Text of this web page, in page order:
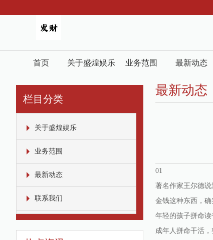
首页 关于盛煌娱乐 业务范围 最新动态
栏目分类
关于盛煌娱乐
业务范围
最新动态
联系我们
最新动态
01
著名作家王尔德
金钱这种东西，
年轻的孩子拼命
成年人拼命干活